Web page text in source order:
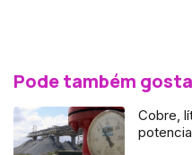
Pode também
Cobre,